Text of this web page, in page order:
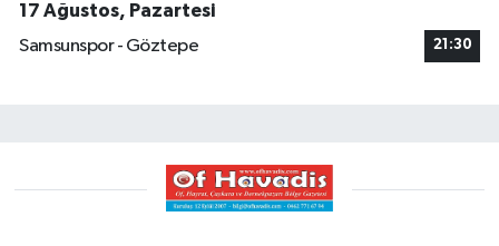
17 Ağustos, Pazartesi
Samsunspor - Göztepe
21:30